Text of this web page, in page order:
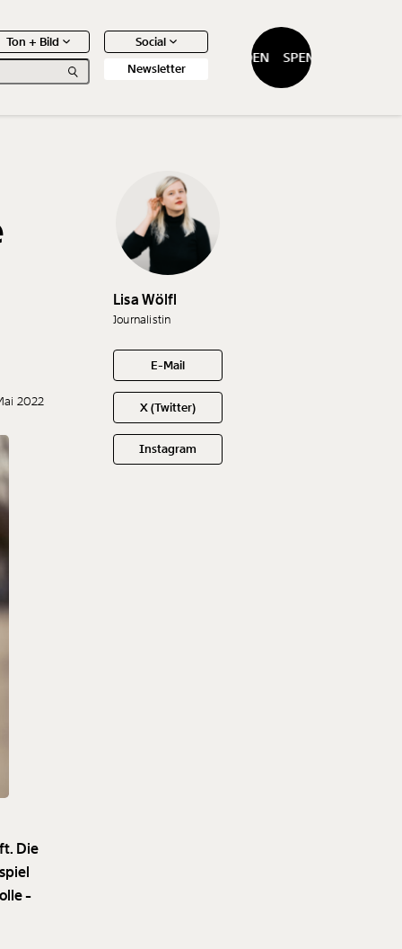
Ton + Bild
Social
Newsletter
SPENDEN SPENDEN
0Artikel
2022
Die
-
Lisa Wölfl
Journalistin
E-Mail
X (Twitter)
Instagram